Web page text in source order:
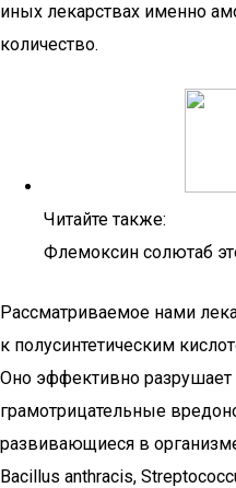
иных лекарствах именно
количество.
Читайте также:
Флемоксин солютаб
Рассматриваемое нами
к полусинтетическим
Оно эффективно
грамотрицательные
развивающиеся в
Bacillus anthracis,